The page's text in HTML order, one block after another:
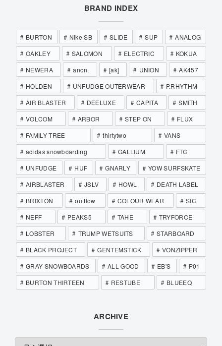
BRAND INDEX
BURTON Nike SB SLIDE SUP
ANALOG
OAKLEY
SALOMON ELECTRIC
KOKUA
NEWERA
anon. [ak] UNION
AK457
HOLDEN
UNFUDGE OUTERWEAR
P.RHYTHM
AIR BLASTER
DEELUXE CAPITA
SMITH
VOLCOM
ARBOR STEP ON
FLUX
FAMILY TREE
thirtytwo
VANS
adidas snowboarding
GALLIUM
FTC
UNFUDGE
HUF GNARLY
YOW SURFSKATE
AIRBLASTER
JSLV HOWL
DEATH LABEL
BRIXTON
outflow COLOUR WEAR
SIC
NEFF
PEAKS5 TAHE
TRYFORCE
LOBSTER
TRUMP WETSUITS
STARBOARD
BLACK PROJECT
GENTEMSTICK
VONZIPPER
GRAY SNOWBOARDS
ALL GOOD EB'S
P01
BURTON THIRTEEN
RESTUBE BLUEEQ
ARCHIVE